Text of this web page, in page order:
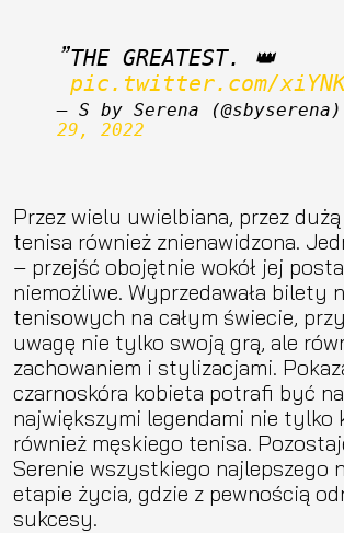
pic.twitter.com/
— S by Serena
29, 2022
Przez wielu uwielbiana, przez
tenisa również znienawidzona.
– przejść obojętnie wokół jej
niemożliwe. Wyprzedawała bilety
tenisowych na całym świecie,
uwagę nie tylko swoją grą, ale
zachowaniem i stylizacjami.
czarnoskóra kobieta potrafi być
największymi legendami nie tylko
również męskiego tenisa.
Serenie wszystkiego najlepszego
etapie życia, gdzie z pewnością
sukcesy.